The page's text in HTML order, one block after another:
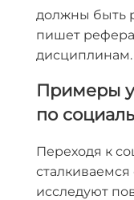
должны быть
пишет
дисциплинам.
Примеры
по
Переходя к
исследуют